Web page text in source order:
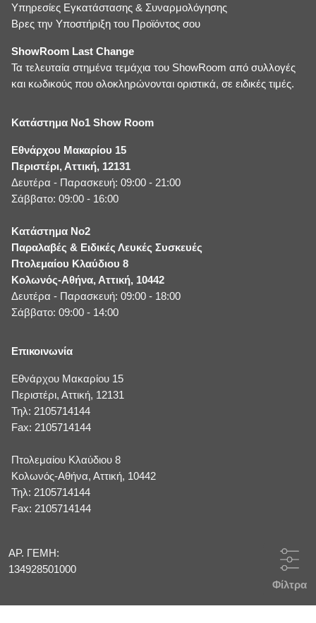
Φίλτρα
Υπηρεσίες Εγκατάστασης & Συναρμολόγησης
Βρες την Υποστήριξη του Προϊόντος σου
ShowRoom Last Change
Τα τελευταία στημένα τεμάχια του ShowRoom από συλλογές
και κωδικούς που ολοκληρώνονται οριστικά, σε ειδικές τιμές.
Κατάστημα No1 Show Room
Εθνάρχου Μακαρίου 15
Περιστέρι, Αττική, 12131
Δευτέρα - Παρασκευή: 09:00 - 21:00
Σάββατο: 09:00 - 16:00
Κατάστημα No2
Παραλαβές & Ειδικές Λευκές Συσκευές
Πτολεμαίου Κλαύδιου 8
Κολωνός-Αθήνα, Αττική, 10442
Δευτέρα - Παρασκευή: 09:00 - 18:00
Σάββατο: 09:00 - 14:00
Επικοινωνία
Εθνάρχου Μακαρίου 15
Περιστέρι, Αττική, 12131
Τηλ: 2105714144
Fax: 2105714144
Πτολεμαίου Κλαύδιου 8
Κολωνός-Αθήνα, Αττική, 10442
Τηλ: 2105714144
Fax: 2105714144
ΑΡ. ΓΕΜΗ:
134928501000